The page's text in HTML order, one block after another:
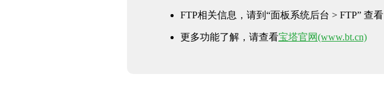
FTP相关信息，请到“面板系统后台 > FTP” 查看
更多功能了解，请查看宝塔官网(www.bt.cn)